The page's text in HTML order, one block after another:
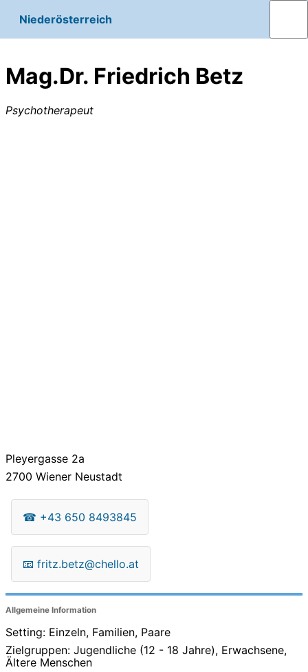
Niederösterreich
Mag.Dr. Friedrich Betz
Psychotherapeut
Pleyergasse 2a
2700 Wiener Neustadt
☎ +43 650 8493845
📧 fritz.betz@chello.at
Allgemeine Information
Setting: Einzeln, Familien, Paare
Zielgruppen: Jugendliche (12 - 18 Jahre), Erwachsene,
Ältere Menschen